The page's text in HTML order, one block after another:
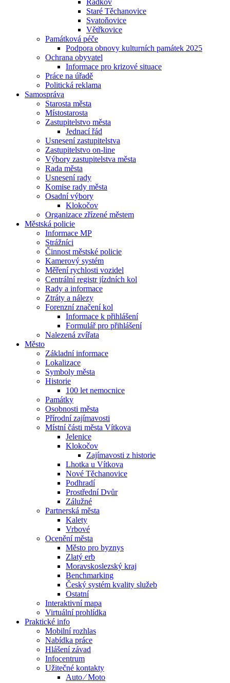
Radkov
Staré Těchanovice
Svatoňovice
Větřkovice
Památková péče
Podpora obnovy kulturních památek 2025
Ochrana obyvatel
Informace pro krizové situace
Práce na úřadě
Politická reklama
Samospráva
Starosta města
Místostarosta
Zastupitelstvo města
Jednací řád
Usnesení zastupitelstva
Zastupitelstvo on-line
Výbory zastupitelstva města
Rada města
Usnesení rady
Komise rady města
Osadní výbory
Klokočov
Organizace zřízené městem
Městská policie
Informace MP
Strážníci
Činnost městské policie
Kamerový systém
Měření rychlosti vozidel
Centrální registr jízdních kol
Rady a informace
Ztráty a nálezy
Forenzní značení kol
Informace k přihlášení
Formulář pro přihlášení
Nalezená zvířata
Město
Základní informace
Lokalizace
Symboly města
Historie
100 let nemocnice
Památky
Osobnosti města
Přírodní zajímavosti
Místní části města Vítkova
Jelenice
Klokočov
Zajímavosti z historie
Lhotka u Vítkova
Nové Těchanovice
Podhradí
Prostřední Dvůr
Zálužné
Partnerská města
Kalety
Vrbové
Ocenění města
Město pro byznys
Zlatý erb
Moravskoslezský kraj
Benchmarking
Český systém kvality služeb
Ostatní
Interaktivní mapa
Virtuální prohlídka
Praktické info
Mobilní rozhlas
Nabídka práce
Hlášení závad
Infocentrum
Užitečné kontakty
Auto ⁄ Moto